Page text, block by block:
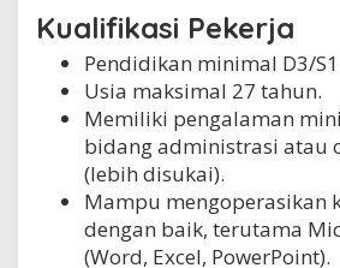
Kualifikasi Pekerja
Pendidikan minimal D3/
Usia maksimal 27 tahun.
Memiliki pengalaman
bidang administrasi atau
(lebih disukai).
Mampu mengoperasikan
dengan baik, terutama
(Word, Excel, PowerPoint).